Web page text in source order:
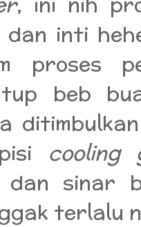
dan inti
proses
beb
cooling
sinar
terlalu